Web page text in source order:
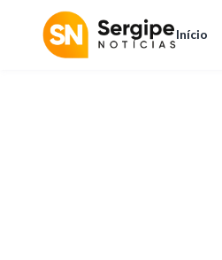
Início